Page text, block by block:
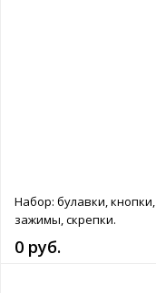
Набор: булавки, кнопки,
зажимы, скрепки.
0 руб.